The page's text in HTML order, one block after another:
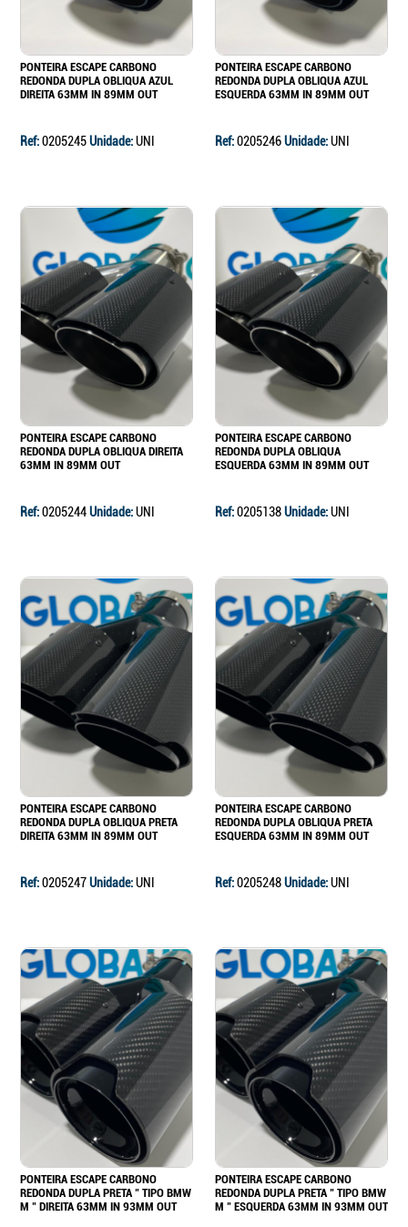
PONTEIRA ESCAPE CARBONO
REDONDA DUPLA OBLIQUA AZUL
DIREITA 63MM IN 89MM OUT
Ref:0205245Unidade:UNI
PONTEIRA ESCAPE CARBONO
REDONDA DUPLA OBLIQUA AZUL
ESQUERDA 63MM IN 89MM OUT
Ref:0205246Unidade:UNI
PONTEIRA ESCAPE CARBONO
REDONDA DUPLA OBLIQUA DIREITA
63MM IN 89MM OUT
Ref:0205244Unidade:UNI
PONTEIRA ESCAPE CARBONO
REDONDA DUPLA OBLIQUA
ESQUERDA 63MM IN 89MM OUT
Ref:0205138Unidade:UNI
PONTEIRA ESCAPE CARBONO
REDONDA DUPLA OBLIQUA PRETA
DIREITA 63MM IN 89MM OUT
Ref:0205247Unidade:UNI
PONTEIRA ESCAPE CARBONO
REDONDA DUPLA OBLIQUA PRETA
ESQUERDA 63MM IN 89MM OUT
Ref:0205248Unidade:UNI
PONTEIRA ESCAPE CARBONO
REDONDA DUPLA PRETA " TIPO BMW
M " DIREITA 63MM IN 93MM OUT
PONTEIRA ESCAPE CARBONO
REDONDA DUPLA PRETA " TIPO BMW
M " ESQUERDA 63MM IN 93MM OUT